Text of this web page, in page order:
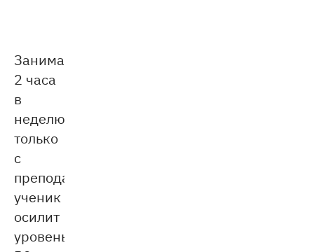
Занимаясь
2 часа
в
неделю
только
с
преподавателем,
ученик
осилит
уровень